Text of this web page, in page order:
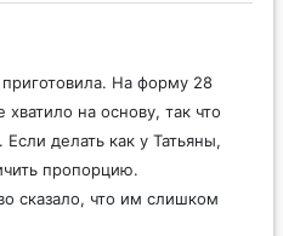
На форму 28
на основу, так что
делать как у Татьяны,
пропорцию.
сказало, что им слишком